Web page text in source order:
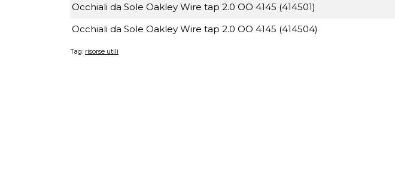
Occhiali da Sole Oakley Wire tap 2.0 OO 4145 (414501)
Occhiali da Sole Oakley Wire tap 2.0 OO 4145 (414504)
Tag: risorse utili